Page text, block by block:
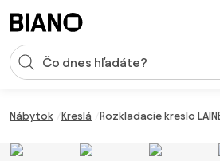
Vstup pre vyhľadávanie
Nábytok Kreslá Rozkladacie kreslo